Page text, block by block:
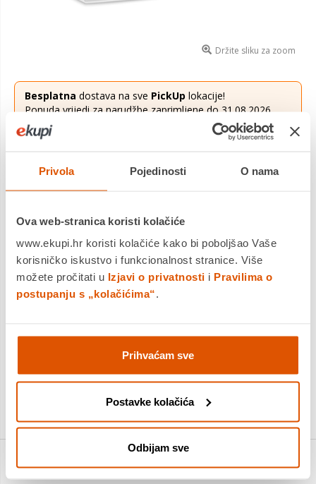
Privola Pojedinosti O nama
Ova web-stranica koristi kolačiće
www.ekupi.hr koristi kolačiće kako bi poboljšao Vaše
korisničko iskustvo i funkcionalnost stranice. Više
možete pročitati u Izjavi o privatnosti i Pravilima o
postupanju s „kolačićima“.
Prihvaćam sve
Postavke kolačića
Odbijam sve
Držite sliku za zoom
Besplatna dostava na sve PickUp lokacije!
Ponuda vrijedi za narudžbe zaprimljene do 31.08.2026.
Više saznaj
udžbenik, PRIRODA I DRUŠTVO, 3. razred osnovne škole
Dostavljamo već od 20.08.2026
Platite gotovinom pri preuzimanju, Internet bankarstvom, karticama
Povrat robe moguć unutar 14 dana
DODAJTE U KOŠARICU
KUPITE ODMAH
Detalji proizvoda